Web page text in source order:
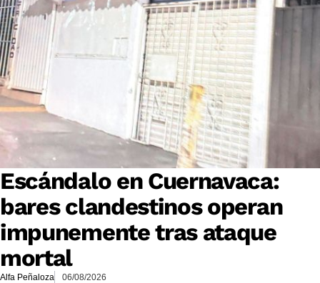
Escándalo en Cuernavaca:
bares clandestinos operan
impunemente tras ataque
mortal
Alfa Peñaloza 06/08/2026